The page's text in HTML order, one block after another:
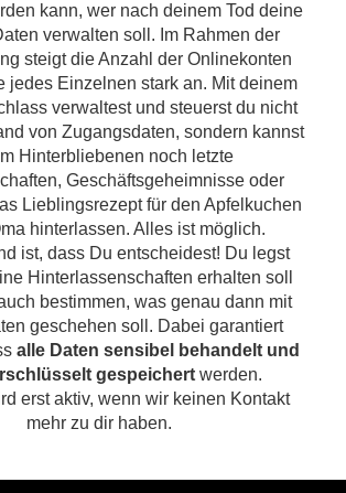
kann, wer nach deinem Tod deine
verwalten soll. Im Rahmen der
steigt die Anzahl der Onlinekonten
jedes Einzelnen stark an. Mit deinem
verwaltest und steuerst du nicht
von Zugangsdaten, sondern kannst
Hinterbliebenen noch letzte
Geschäftsgeheimnisse oder
Lieblingsrezept für den Apfelkuchen
hinterlassen. Alles ist möglich.
ist, dass Du entscheidest! Du legst
Hinterlassenschaften erhalten soll
bestimmen, was genau dann mit
geschehen soll. Dabei garantiert
alle Daten sensibel behandelt und
gespeichert werden.
erst aktiv, wenn wir keinen Kontakt
mehr zu dir haben.